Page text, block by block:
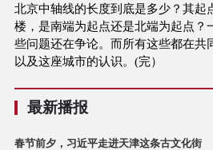
北京中轴线的长度到底是多少？其起
楼，是南端为起点还是北端为起点？
些问题还在争论。而所有这些都在共
以及这座城市的认识。(完）
最新播报
春节前夕，习近平走进天津这条古文化街